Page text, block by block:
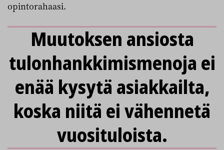
opintorahaasi.
Muutoksen ansiosta
tulonhankkimismenoja ei
enää kysytä asiakkailta,
koska niitä ei vähennetä
vuosituloista.